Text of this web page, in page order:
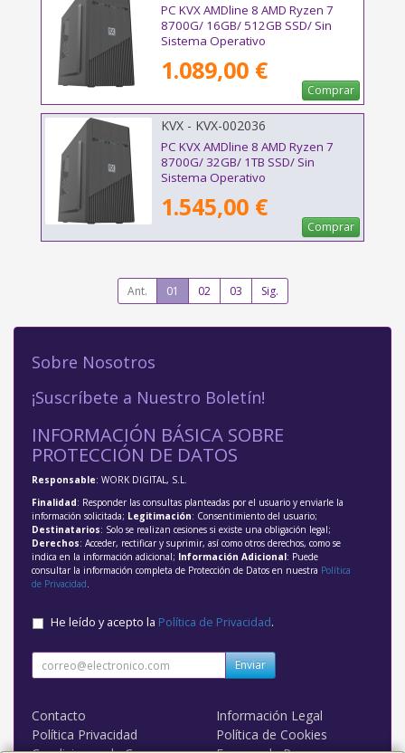
PC KVX AMDline 8 AMD Ryzen 7
8700G/ 16GB/ 512GB SSD/ Sin
Sistema Operativo
1.089,00 €
Comprar
KVX - KVX-002036
PC KVX AMDline 8 AMD Ryzen 7
8700G/ 32GB/ 1TB SSD/ Sin
Sistema Operativo
1.545,00 €
Comprar
Ant. 01 02 03 Sig.
Sobre Nosotros
¡Suscríbete a Nuestro Boletín!
INFORMACIÓN BÁSICA SOBRE
PROTECCIÓN DE DATOS
Responsable: WORK DIGITAL, S.L.
Finalidad: Responder las consultas planteadas por el usuario y enviarle la
información solicitada; Legitimación: Consentimiento del usuario;
Destinatarios: Solo se realizan cesiones si existe una obligación legal;
Derechos: Acceder, rectificar y suprimir, así como otros derechos, como se
indica en la información adicional; Información Adicional: Puede
consultar la información completa de Protección de Datos en nuestra Política
de Privacidad.
He leído y acepto la Política de Privacidad.
Enviar
Contacto
Información Legal
Política Privacidad
Política de Cookies